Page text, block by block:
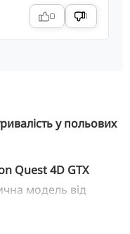
0 1
у польових
Quest 4D GTX
модель від